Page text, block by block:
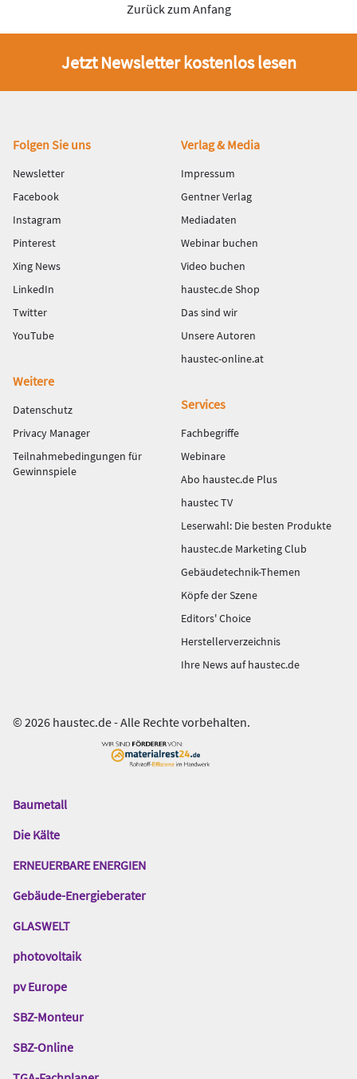
Zurück zum Anfang
Jetzt Newsletter kostenlos lesen
Fußbereich
Folgen Sie uns
Newsletter
Facebook
Instagram
Pinterest
Xing News
LinkedIn
Twitter
YouTube
Verlag & Media
Impressum
Gentner Verlag
Mediadaten
Webinar buchen
Video buchen
haustec.de Shop
Das sind wir
Unsere Autoren
haustec-online.at
Weitere
Datenschutz
Privacy Manager
Teilnahmebedingungen für
Gewinnspiele
Services
Fachbegriffe
Webinare
Abo haustec.de Plus
haustec TV
Leserwahl: Die besten Produkte
haustec.de Marketing Club
Gebäudetechnik-Themen
Köpfe der Szene
Editors' Choice
Herstellerverzeichnis
Ihre News auf haustec.de
© 2026 haustec.de - Alle Rechte vorbehalten.
Das
Gentner
Baumetall
Die Kälte
ERNEUERBARE ENERGIEN
Gebäude-Energieberater
GLASWELT
photovoltaik
pv Europe
SBZ-Monteur
SBZ-Online